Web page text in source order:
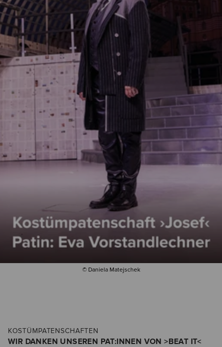
© Daniela Matejschek
KOSTÜMPATENSCHAFTEN
WIR DANKEN UNSEREN PAT:INNEN VON >BEAT IT<